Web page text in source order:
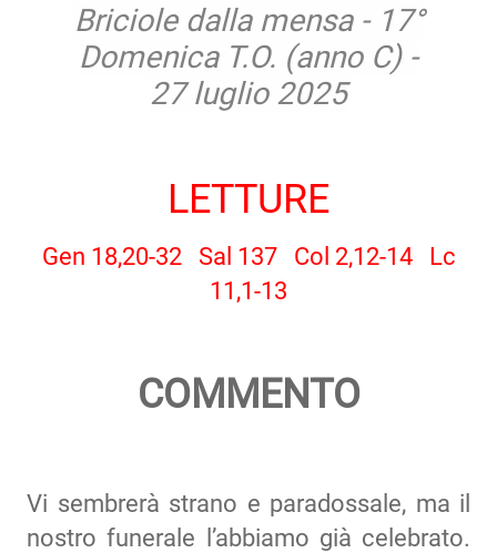
Briciole dalla mensa - 17°
Domenica T.O. (anno C) -
27 luglio 2025
LETTURE
Gen 18,20-32 Sal 137 Col 2,12-14 Lc
11,1-13
COMMENTO
Vi sembrerà strano e paradossale, ma il
nostro funerale l’abbiamo già celebrato.